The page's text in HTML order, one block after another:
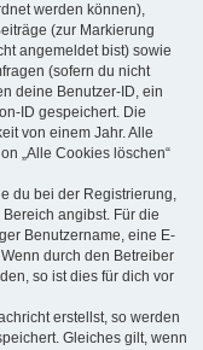
werden können),
(zur Markierung
angemeldet bist) sowie
(sofern du nicht
deine Benutzer-ID, ein
ID gespeichert. Die
von einem Jahr. Alle
„Alle Cookies löschen“
du bei der Registrierung,
angibst. Für die
Benutzername, eine E-
durch den Betreiber
so ist dies für dich vor
erstellst, so werden
Gleiches gilt, wenn